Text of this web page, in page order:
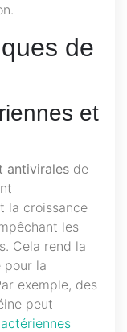
de
et
antivirales de
la croissance
les
Cela rend la
pour la
exemple, des
peut